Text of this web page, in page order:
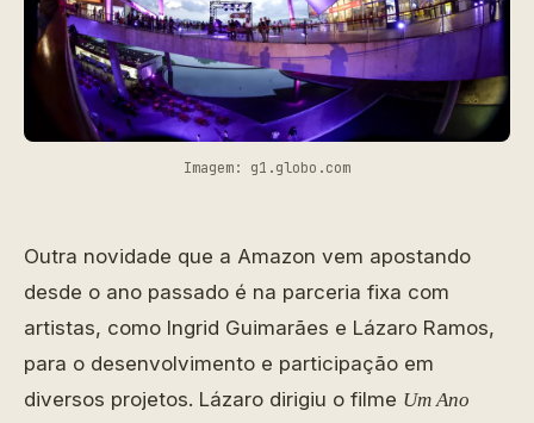
Imagem: g1.globo.com
Outra novidade que a Amazon vem apostando
desde o ano passado é na parceria fixa com
artistas, como Ingrid Guimarães e Lázaro Ramos,
para o desenvolvimento e participação em
diversos projetos. Lázaro dirigiu o filme Um Ano